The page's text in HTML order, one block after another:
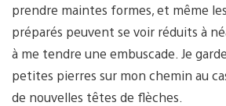
prendre maintes formes, et même
préparés peuvent se voir réduits à
à me tendre une embuscade. Je
petites pierres sur mon chemin au
de nouvelles têtes de flèches.